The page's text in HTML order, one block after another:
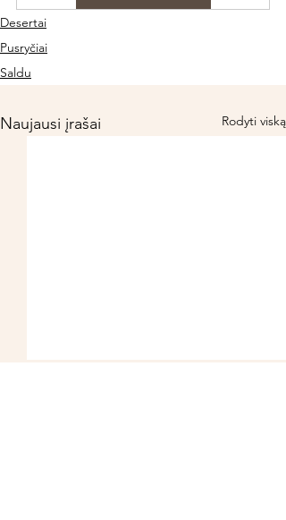
Desertai
Pusryčiai
Saldu
Naujausi įrašai Rodyti viską